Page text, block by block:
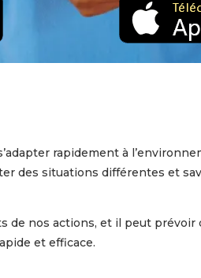
rapidement à
des situations différentes et
de nos actions, et il peut
et efficace.